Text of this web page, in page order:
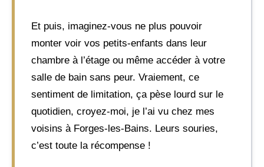
Et puis, imaginez-vous ne plus pouvoir
monter voir vos petits-enfants dans leur
chambre à l’étage ou même accéder à votre
salle de bain sans peur. Vraiement, ce
sentiment de limitation, ça pèse lourd sur le
quotidien, croyez-moi, je l’ai vu chez mes
voisins à Forges-les-Bains. Leurs souries,
c’est toute la récompense !